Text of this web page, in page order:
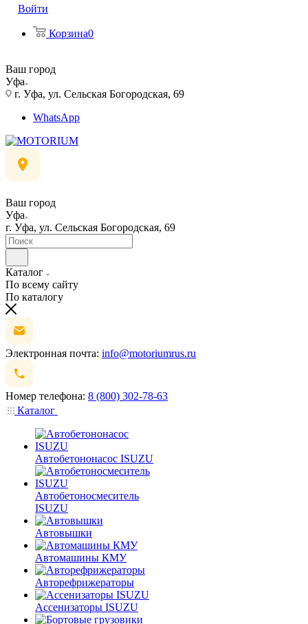
Войти
Корзина0
Ваш город
Уфа
г. Уфа, ул. Сельская Богородская, 69
WhatsApp
Ваш город
Уфа
г. Уфа, ул. Сельская Богородская, 69
Каталог
По всему сайту
По каталогу
Электронная почта: info@motoriumrus.ru
Номер телефона: 8 (800) 302-78-63
Каталог
Автобетононасос ISUZU
Автобетоносмеситель
ISUZU
Автовышки
Автомашины КМУ
Авторефрижераторы
Ассенизаторы ISUZU